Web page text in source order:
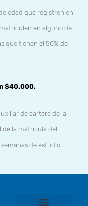
edad que registren en
en alguno de
que tienen el 50% de
$40.000.
de cartera de la
de la matrícula del
de estudio.